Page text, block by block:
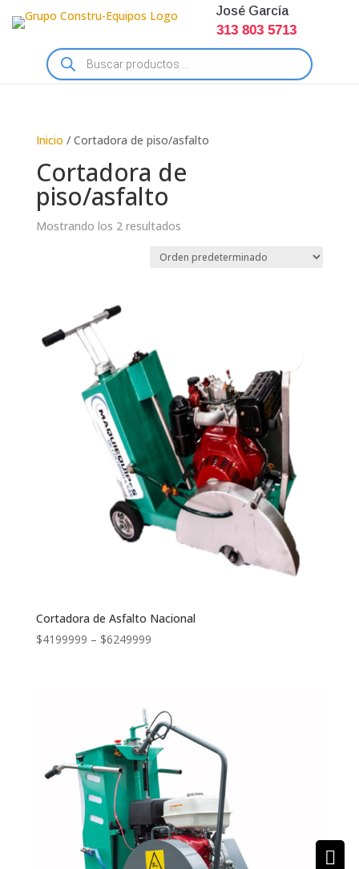
José García
313 803 5713
Búsqueda
de
productos

Inicio / Cortadora de piso/asfalto
Cortadora de
piso/asfalto
Mostrando los 2 resultados
Cortadora de Asfalto Nacional
$4199999 – $6249999